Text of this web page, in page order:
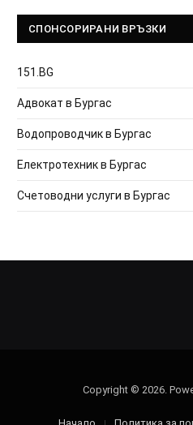
СПОНСОРИРАНИ ВРЪЗКИ
151.BG
Адвокат в Бургас
Водопроводчик в Бургас
Електротехник в Бургас
Счетоводни услуги в Бургас
Copyright © 2026.